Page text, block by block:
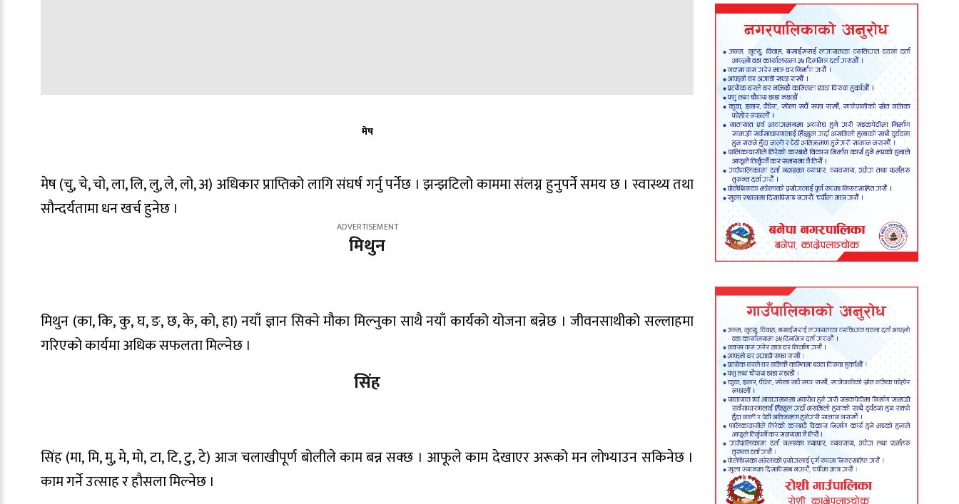
मेष
मेष (चु, चे, चो, ला, लि, लु, ले, लो, अ) अधिकार प्राप्तिको लागि संघर्ष गर्नु पर्नेछ । झन्झटिलो काममा संलग्न हुनुपर्ने समय छ । स्वास्थ्य तथा
सौन्दर्यतामा धन खर्च हुनेछ ।
मिथुन
मिथुन (का, कि, कु, घ, ङ, छ, के, को, हा) नयाँ ज्ञान सिक्ने मौका मिल्नुका साथै नयाँ कार्यको योजना बन्नेछ । जीवनसाथीको सल्लाहमा
गरिएको कार्यमा अधिक सफलता मिल्नेछ ।
सिंह
सिंह (मा, मि, मु, मे, मो, टा, टि, टु, टे) आज चलाखीपूर्ण बोलीले काम बन्न सक्छ । आफूले काम देखाएर अरूको मन लोभ्याउन सकिनेछ ।
काम गर्ने उत्साह र हौसला मिल्नेछ ।